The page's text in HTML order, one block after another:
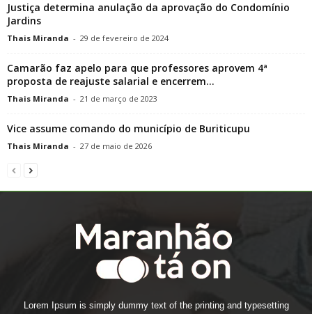
Justiça determina anulação da aprovação do Condomínio
Jardins
Thais Miranda - 29 de fevereiro de 2024
Camarão faz apelo para que professores aprovem 4ª
proposta de reajuste salarial e encerrem...
Thais Miranda - 21 de março de 2023
Vice assume comando do município de Buriticupu
Thais Miranda - 27 de maio de 2026
Lorem Ipsum is simply dummy text of the printing and typesetting